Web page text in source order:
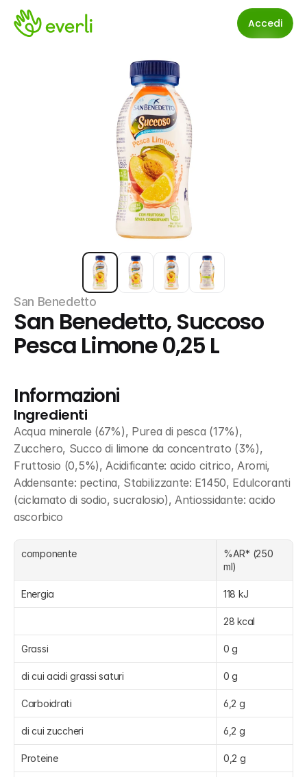
Accedi
San Benedetto
San Benedetto, Succoso
Pesca Limone 0,25 L
Informazioni
Ingredienti
Acqua minerale (67%), Purea di pesca (17%),
Zucchero, Succo di limone da concentrato (3%),
Fruttosio (0,5%), Acidificante: acido citrico, Aromi,
Addensante: pectina, Stabilizzante: E1450, Edulcoranti
(ciclamato di sodio, sucralosio), Antiossidante: acido
ascorbico
componente
%AR* (250
ml)
Energia 118 kJ
28 kcal
Grassi 0 g
di cui acidi grassi saturi 0 g
Carboidrati 6,2 g
di cui zuccheri 6,2 g
Proteine 0,2 g